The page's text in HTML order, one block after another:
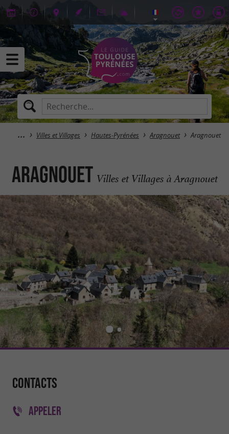
Villes et Villages Hautes-Pyrénées Aragnouet Aragnouet
Aragnouet Villes et Villages à Aragnouet
Contacts
APPELER